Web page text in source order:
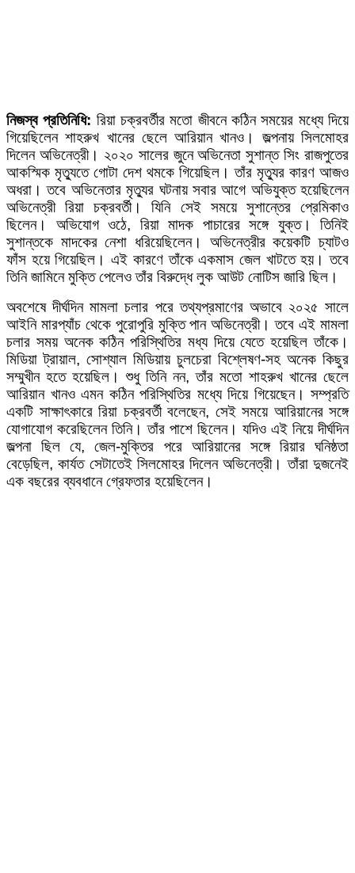
নিজস্ব প্রতিনিধি: রিয়া চক্রবর্তীর মতো জীবনে কঠিন সময়ের মধ্যে দিয়ে
গিয়েছিলেন শাহরুখ খানের ছেলে আরিয়ান খানও। জল্পনায় সিলমোহর
দিলেন অভিনেত্রী। ২০২০ সালের জুনে অভিনেতা সুশান্ত সিং রাজপুতের
আকস্মিক মৃত্যুতে গোটা দেশ থমকে গিয়েছিল। তাঁর মৃত্যুর কারণ আজও
অধরা। তবে অভিনেতার মৃত্যুর ঘটনায় সবার আগে অভিযুক্ত হয়েছিলেন
অভিনেত্রী রিয়া চক্রবর্তী। যিনি সেই সময়ে সুশান্তের প্রেমিকাও
ছিলেন। অভিযোগ ওঠে, রিয়া মাদক পাচারের সঙ্গে যুক্ত। তিনিই
সুশান্তকে মাদকের নেশা ধরিয়েছিলেন। অভিনেত্রীর কয়েকটি চ্যাটও
ফাঁস হয়ে গিয়েছিল। এই কারণে তাঁকে একমাস জেল খাটতে হয়। তবে
তিনি জামিনে মুক্তি পেলেও তাঁর বিরুদ্ধে লুক আউট নোটিস জারি ছিল।
অবশেষে দীর্ঘদিন মামলা চলার পরে তথ্যপ্রমাণের অভাবে ২০২৫ সালে
আইনি মারপ্যাঁচ থেকে পুরোপুরি মুক্তি পান অভিনেত্রী। তবে এই মামলা
চলার সময় অনেক কঠিন পরিস্থিতির মধ্য দিয়ে যেতে হয়েছিল তাঁকে।
মিডিয়া ট্রায়াল, সোশ্যাল মিডিয়ায় চুলচেরা বিশ্লেষণ-সহ অনেক কিছুর
সম্মুখীন হতে হয়েছিল। শুধু তিনি নন, তাঁর মতো শাহরুখ খানের ছেলে
আরিয়ান খানও এমন কঠিন পরিস্থিতির মধ্যে দিয়ে গিয়েছেন। সম্প্রতি
একটি সাক্ষাৎকারে রিয়া চক্রবর্তী বলেছেন, সেই সময়ে আরিয়ানের সঙ্গে
যোগাযোগ করেছিলেন তিনি। তাঁর পাশে ছিলেন। যদিও এই নিয়ে দীর্ঘদিন
জল্পনা ছিল যে, জেল-মুক্তির পরে আরিয়ানের সঙ্গে রিয়ার ঘনিষ্ঠতা
বেড়েছিল, কার্যত সেটাতেই সিলমোহর দিলেন অভিনেত্রী। তাঁরা দুজনেই
এক বছরের ব্যবধানে গ্রেফতার হয়েছিলেন।